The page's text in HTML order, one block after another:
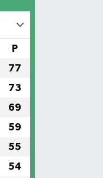
P
77
73
69
59
55
54